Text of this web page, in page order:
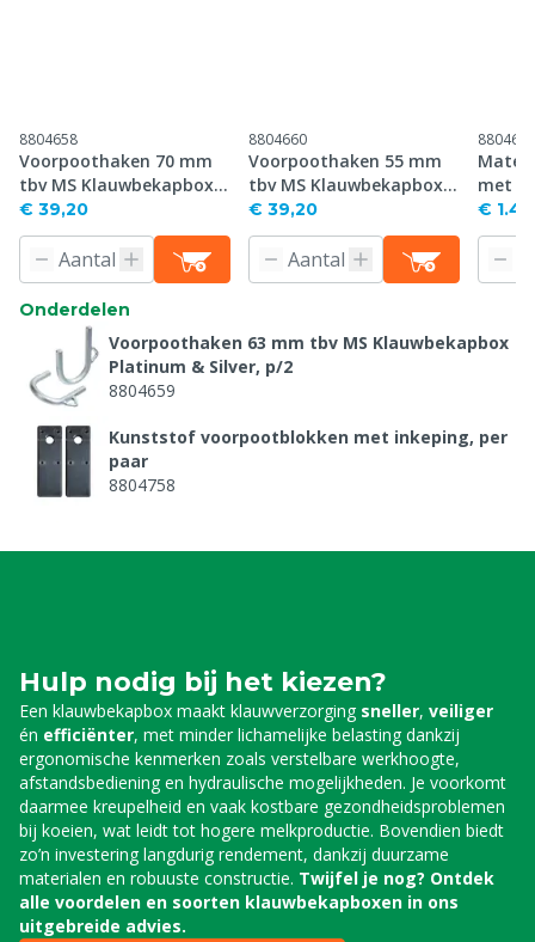
8804658
Voorpoothaken 70 mm
tbv MS Klauwbekapbox
Platinum & Silver, p/2
€ 39,20
8804660
Voorpoothaken 55 mm
tbv MS Klauwbekapbox
Platinum & Silver, p/2
€ 39,20
8804664
met
€
Onderdelen
Voorpoothaken 63 mm tbv MS Klauwbekapbox
Platinum & Silver, p/2
8804659
Kunststof voorpootblokken met inkeping, per
paar
8804758
8808004
Muurplaat incl. sluiting (set) tbv
Klauwbekapbox
8808021
Snelsluiting buikband tbv Klauwbekapbox
8808025
Hulp nodig bij het kiezen?
Een klauwbekapbox maakt klauwverzorging sneller, veiliger
én efficiënter, met minder lichamelijke belasting dankzij
ergonomische kenmerken zoals verstelbare werkhoogte,
afstandsbediening en hydraulische mogelijkheden. Je voorkomt
daarmee kreupelheid en vaak kostbare gezondheidsproblemen
bij koeien, wat leidt tot hogere melkproductie. Bovendien biedt
zo’n investering langdurig rendement, dankzij duurzame
materialen en robuuste constructie. Twijfel je nog? Ontdek
alle voordelen en soorten klauwbekapboxen in ons
uitgebreide advies.